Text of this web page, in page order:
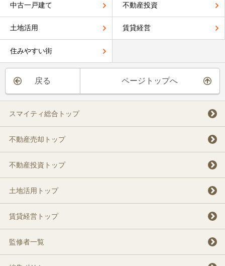
中古一戸建て 不動産投資
土地活用 賃貸経営
住みやすい街
戻る ページトップへ
スマイティ総合トップ
不動産売却トップ
不動産投資トップ
土地活用トップ
賃貸経営トップ
監修者一覧